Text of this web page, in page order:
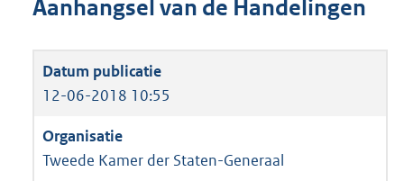
Aanhangsel van de Handelingen
12-06-2018 10:55
Tweede Kamer der Staten-Generaal